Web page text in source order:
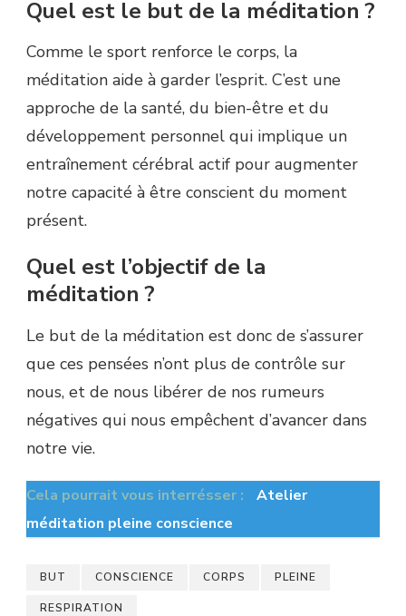
Quel est le but de la méditation ?
Comme le sport renforce le corps, la
méditation aide à garder l’esprit. C’est une
approche de la santé, du bien-être et du
développement personnel qui implique un
entraînement cérébral actif pour augmenter
notre capacité à être conscient du moment
présent.
Quel est l’objectif de la
méditation ?
Le but de la méditation est donc de s’assurer
que ces pensées n’ont plus de contrôle sur
nous, et de nous libérer de nos rumeurs
négatives qui nous empêchent d’avancer dans
notre vie.
Cela pourrait vous interrésser :
Atelier
méditation pleine conscience
BUT CONSCIENCE CORPS PLEINE
RESPIRATION